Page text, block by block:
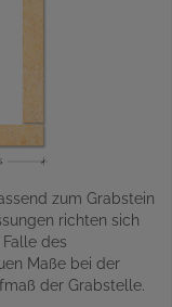
zum Grabstein
richten sich
des
Maße bei der
der Grabstelle.